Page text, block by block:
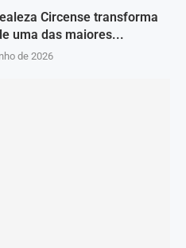
Circense transforma
uma das maiores...
de 2026